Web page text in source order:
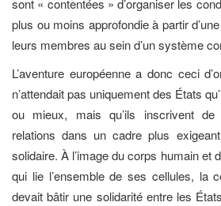
sont « contentées » d’organiser les
plus ou moins approfondie à partir
leurs membres au sein d’un système
L’aventure européenne a donc ceci
n’attendait pas uniquement des États
ou mieux, mais qu’ils inscrivent de
relations dans un cadre plus
solidaire. À l’image du corps humain et
qui lie l’ensemble de ses cellules, la
devait bâtir une solidarité entre les